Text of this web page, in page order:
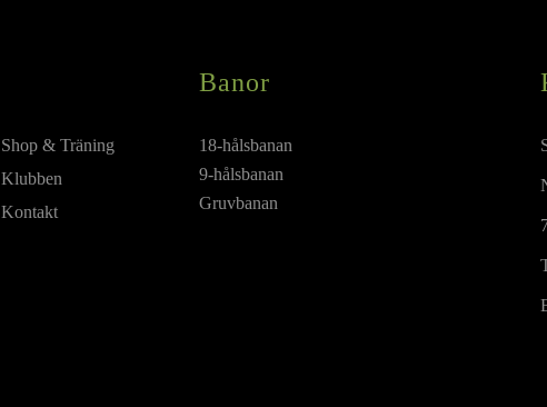
Shop & Träning
Klubben
Kontakt
Banor
18-hålsbanan
9-hålsbanan
Gruvbanan